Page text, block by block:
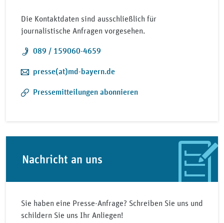
Die Kontaktdaten sind ausschließlich für
journalistische Anfragen vorgesehen.
Telefon:
089 / 159060-4659
E-Mail:
presse(at)md-bayern.de
Pressemitteilungen abonnieren
Nachricht an uns
Sie haben eine Presse-Anfrage? Schreiben Sie uns und
schildern Sie uns Ihr Anliegen!